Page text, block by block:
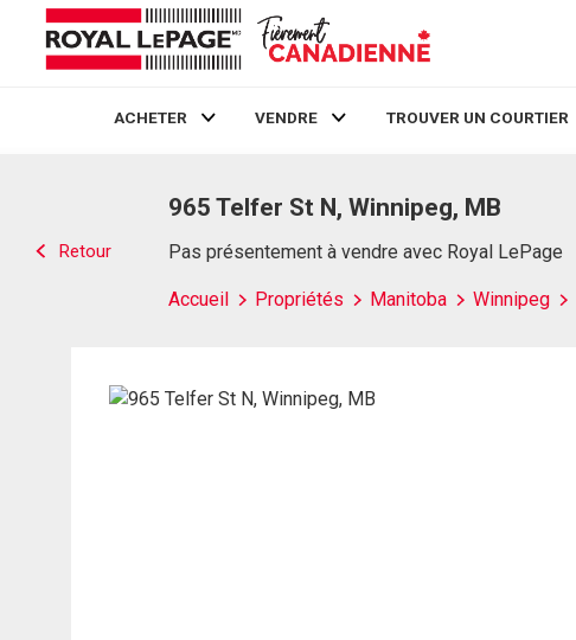
ACHETER VENDRE TROUVER UN COURTIER
Retour
965 Telfer St N, Winnipeg, MB
Pas présentement à vendre avec Royal LePage
Accueil Propriétés Manitoba Winnipeg